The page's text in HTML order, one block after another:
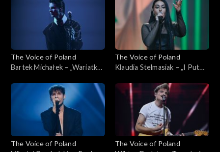
The Voice of Poland
Bartek Michałek – „Wariatka
Poland”, Live, 16 listopada
The Voice of Poland
Klaudia Stelmasiak – „I Put
Poland”, Live, 16 listopada
2024
The Voice of Poland
The Voice of Poland